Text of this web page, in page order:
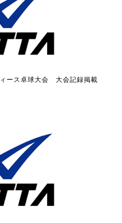
ース卓球大会 大会記録掲載